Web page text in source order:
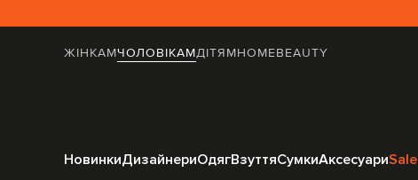
ЖІНКАМЧОЛОВІКАМДІТЯМHOMEBEAUTY
НовинкиДизайнериОдягВзуттяСумкиАксесуариSale